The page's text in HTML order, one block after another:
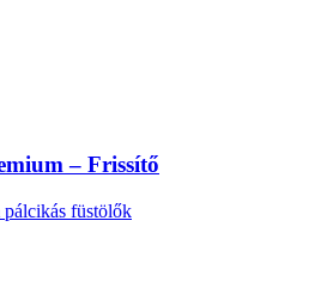
– Frissítő
pálcikás füstölők